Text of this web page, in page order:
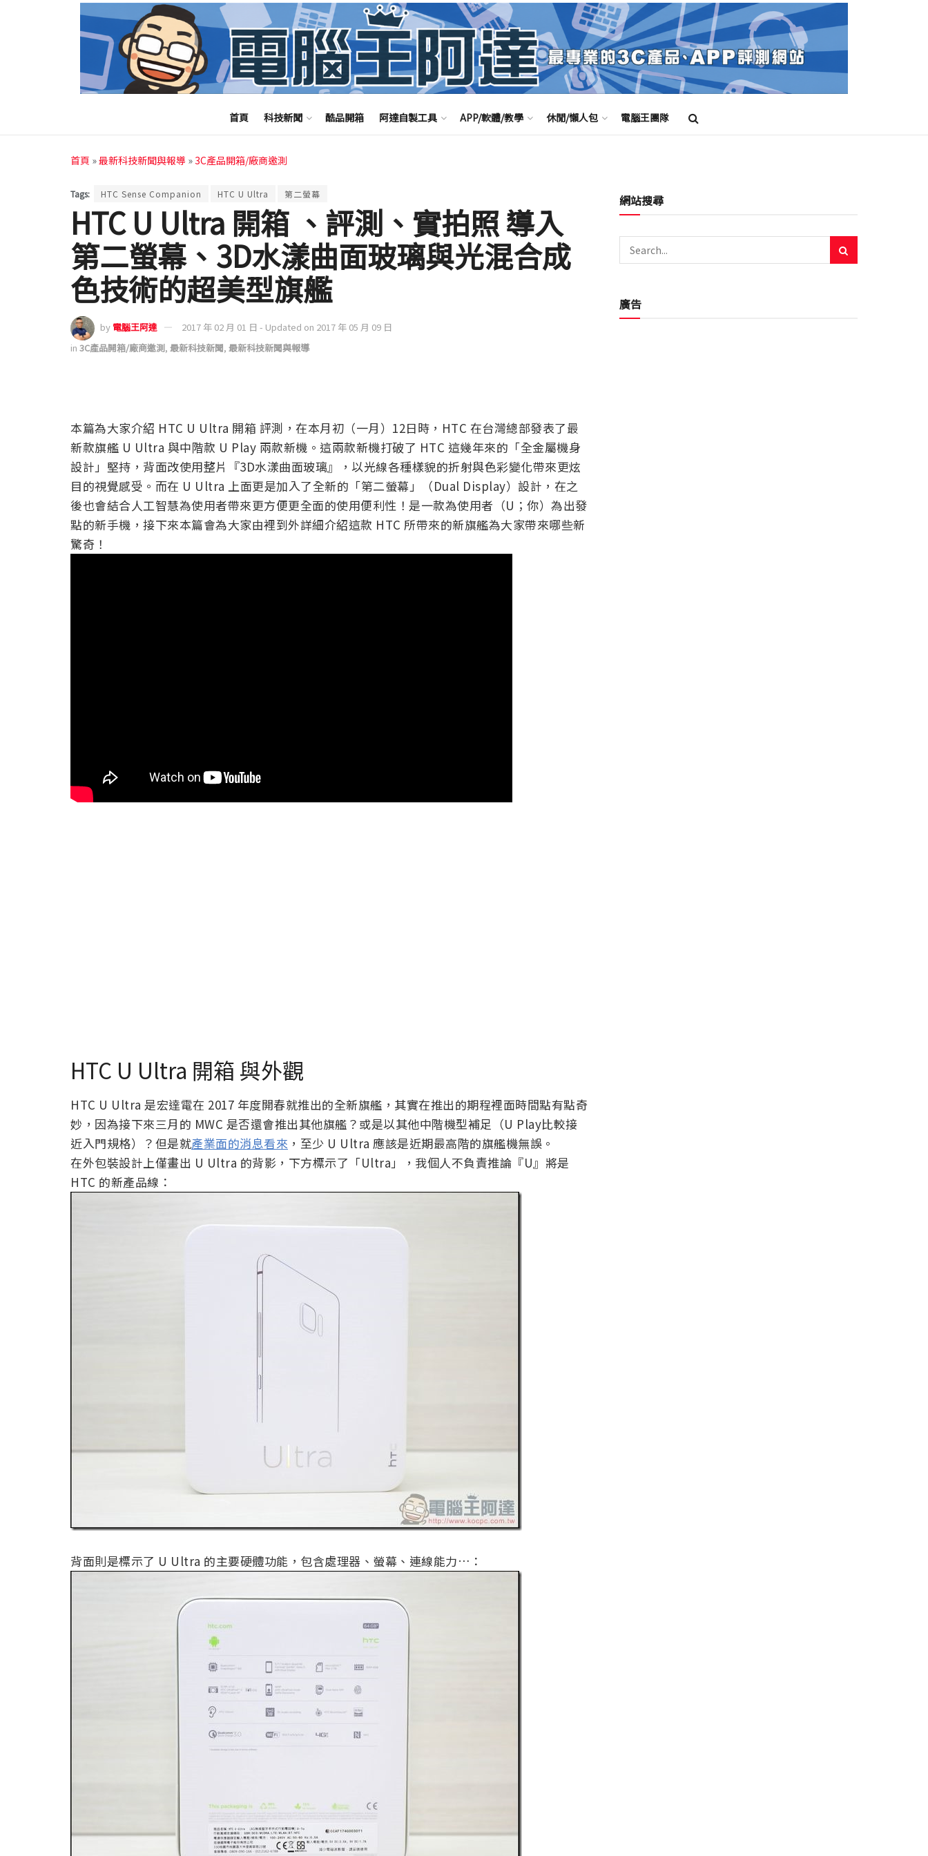
首頁 科技新聞 酷品開箱 阿達自製工具 APP/軟體/教學 休閒/懶人包 電腦王團隊
首頁 »最新科技新聞與報導 »3C產品開箱/廠商邀測
Tags: HTC Sense Companion HTC U Ultra 第二螢幕
HTC U Ultra 開箱 、評測、實拍照 導入
第二螢幕、3D水漾曲面玻璃與光混合成
色技術的超美型旗艦
by 電腦王阿達
2017 年 02 月 01 日 - Updated on 2017 年 05 月 09 日
in 3C產品開箱/廠商邀測, 最新科技新聞, 最新科技新聞與報導
本篇為大家介紹 HTC U Ultra 開箱 評測，在本月初（一月）12日時，HTC 在台灣總部發表了最
新款旗艦 U Ultra 與中階款 U Play 兩款新機。這兩款新機打破了 HTC 這幾年來的「全金屬機身
設計」堅持，背面改使用整片『3D水漾曲面玻璃』，以光線各種樣貌的折射與色彩變化帶來更炫
目的視覺感受。而在 U Ultra 上面更是加入了全新的「第二螢幕」（Dual Display）設計，在之
後也會結合人工智慧為使用者帶來更方便更全面的使用便利性！是一款為使用者（U；你）為出發
點的新手機，接下來本篇會為大家由裡到外詳細介紹這款 HTC 所帶來的新旗艦為大家帶來哪些新
驚奇！
HTC U Ultra 開箱 與外觀
HTC U Ultra 是宏達電在 2017 年度開春就推出的全新旗艦，其實在推出的期程裡面時間點有點奇
妙，因為接下來三月的 MWC 是否還會推出其他旗艦？或是以其他中階機型補足（U Play比較接
近入門規格）？但是就產業面的消息看來 ，至少 U Ultra 應該是近期最高階的旗艦機無誤。
在外包裝設計上僅畫出 U Ultra 的背影，下方標示了「Ultra」，我個人不負責推論『U』將是
HTC 的新產品線：
背面則是標示了 U Ultra 的主要硬體功能，包含處理器、螢幕、連線能力…：
網站搜尋
廣告